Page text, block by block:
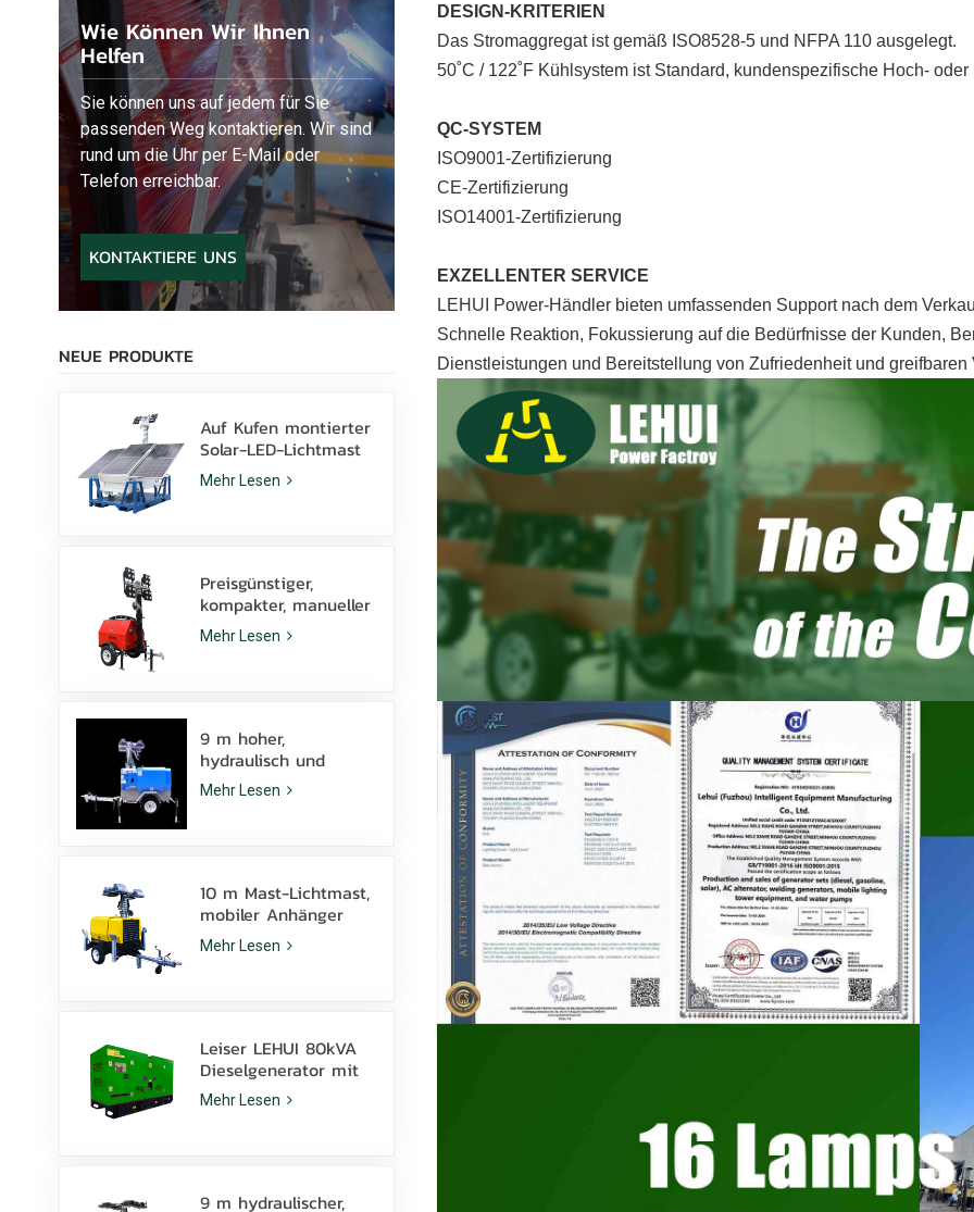
Wie Können Wir Ihnen
Helfen
Sie können uns auf jedem für Sie
passenden Weg kontaktieren. Wir sind
rund um die Uhr per E-Mail oder
Telefon erreichbar.
KONTAKTIERE UNS
NEUE PRODUKTE
Auf Kufen montierter
Solar-LED-Lichtmast
mit 400-W-LED-
Lampen und Lithium-
Mehr Lesen
Preisgünstiger,
kompakter, manueller
Diesel-Lichtmast mit
4 x 1000-W-
Mehr Lesen
9 m hoher,
hydraulisch und
manuell
höhenverstellbarer
Mehr Lesen
10 m Mast-Lichtmast,
mobiler Anhänger
KLT-10000V,
Überwachung
Mehr Lesen
Leiser LEHUI 80kVA
Dieselgenerator mit
Cummins 4Bta3.9-G11
Motor für den
Mehr Lesen
9 m hydraulischer,
DESIGN-KRITERIEN
Das Stromaggregat ist gemäß ISO8528-5 und NFPA 110 ausgelegt.
50˚C / 122˚F Kühlsystem ist Standard, kundenspezifische Hoch- oder
QC-SYSTEM
ISO9001-Zertifizierung
CE-Zertifizierung
ISO14001-Zertifizierung
EXZELLENTER SERVICE
LEHUI Power-Händler bieten umfassenden Support nach dem
Schnelle Reaktion, Fokussierung auf die Bedürfnisse der Kunden,
Dienstleistungen und Bereitstellung von Zufriedenheit und greifbaren